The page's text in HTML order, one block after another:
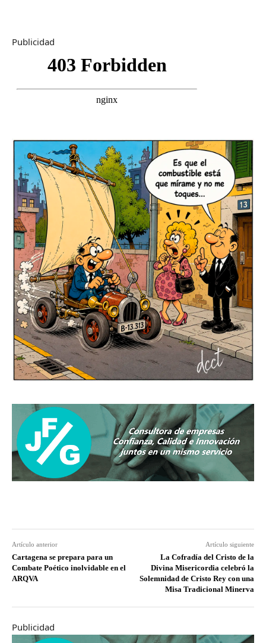
Publicidad
Artículo anterior
Cartagena se prepara para un
Combate Poético inolvidable en el
ARQVA
Artículo siguiente
La Cofradía del Cristo de la
Divina Misericordia celebró la
Solemnidad de Cristo Rey con una
Misa Tradicional Minerva
Publicidad